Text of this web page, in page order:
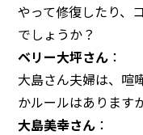
やって修復したり、
でしょうか？
ベリー大坪さん ：
大島さん夫婦は、喧
かルールはあります
大島美幸さん ：